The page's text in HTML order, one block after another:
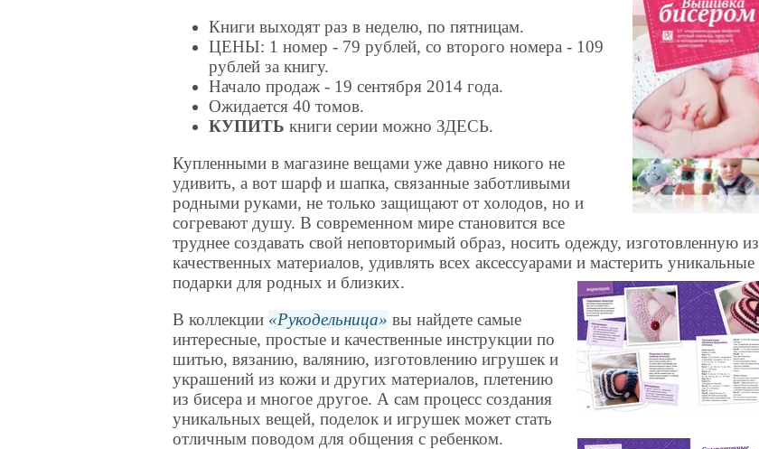
Книги выходят раз в неделю, по пятницам.
ЦЕНЫ: 1 номер - 79 рублей, со второго номера - 109
рублей за книгу.
Начало продаж - 19 сентября 2014 года.
Ожидается 40 томов.
КУПИТЬ книги серии можно ЗДЕСЬ.
Купленными в магазине вещами уже давно никого не
удивить, а вот шарф и шапка, связанные заботливыми
родными руками, не только защищают от холодов, но и
согревают душу. В современном мире становится все
труднее создавать свой неповторимый образ, носить одежду, изготовленную из
качественных материалов, удивлять всех аксессуарами и мастерить уникальные
подарки для родных и близких.
В коллекции
Рукодельница
вы найдете самые
интересные, простые и качественные инструкции по
шитью, вязанию, валянию, изготовлению игрушек и
украшений из кожи и других материалов, плетению
из бисера и многое другое. А сам процесс создания
уникальных вещей, поделок и игрушек может стать
отличным поводом для общения с ребенком.